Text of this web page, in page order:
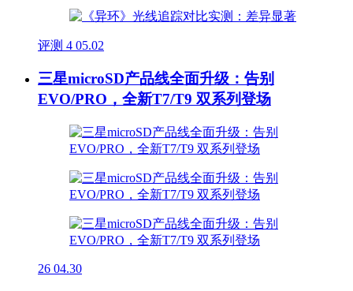
评测 4 05.02
三星microSD产品线全面升级：告别
EVO/PRO，全新T7/T9 双系列登场
26 04.30